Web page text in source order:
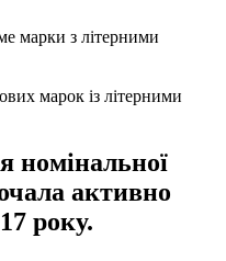
марок із літерними
номінальної
активно
року.